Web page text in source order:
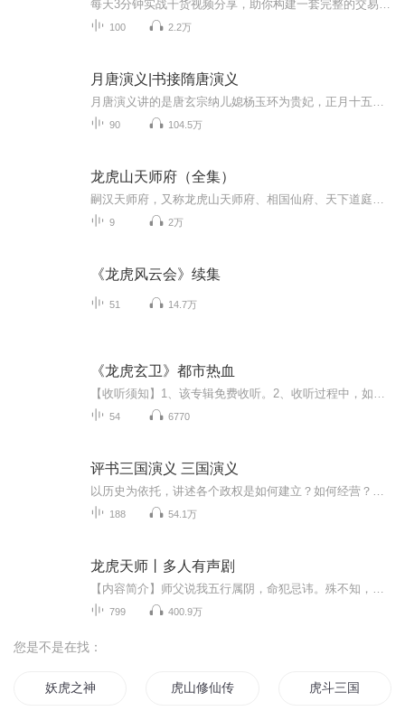
100 2.2万
月唐演义|书接隋唐演义
90 104.5万
龙虎山天师府（全集）
9 2万
《龙虎风云会》续集
51 14.7万
《龙虎玄卫》都市热血
54 6770
评书三国演义 三国演义
188 54.1万
龙虎天师丨多人有声剧
799 400.9万
您是不是在找：
妖虎之神 虎山修仙传 虎斗三国